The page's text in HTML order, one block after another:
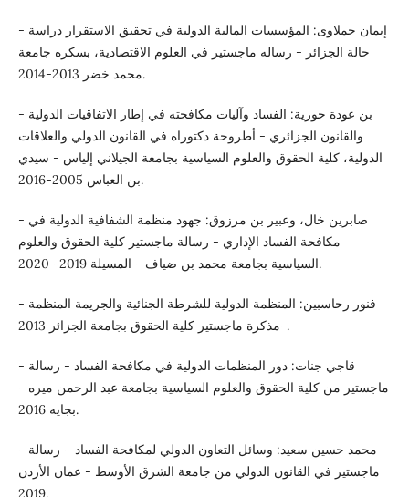
- إيمان حملاوى: المؤسسات المالية الدولية في تحقيق الاستقرار دراسة
حالة الجزائر - رساله ماجستير في العلوم الاقتصادية، بسكره جامعة
محمد خضر 2013-2014.
- بن عودة حورية: الفساد وآليات مكافحته في إطار الاتفاقيات الدولية
والقانون الجزائري - أطروحة دكتوراه في القانون الدولي والعلاقات
الدولية، كلية الحقوق والعلوم السياسية بجامعة الجيلاني إلياس - سيدي
بن العباس 2005-2016.
- صابرين خال، وعبير بن مرزوق: جهود منظمة الشفافية الدولية في
مكافحة الفساد الإداري - رسالة ماجستير كلية الحقوق والعلوم
السياسية بجامعة محمد بن ضياف - المسيلة 2019- 2020.
- فنور رحاسبين: المنظمة الدولية للشرطة الجنائية والجريمة المنظمة
-مذكرة ماجستير كلية الحقوق بجامعة الجزائر 2013.
- قاجي جنات: دور المنظمات الدولية في مكافحة الفساد - رسالة
ماجستير من كلية الحقوق والعلوم السياسية بجامعة عبد الرحمن ميره -
بجايه 2016.
- محمد حسين سعيد: وسائل التعاون الدولي لمكافحة الفساد – رسالة
ماجستير في القانون الدولي من جامعة الشرق الأوسط - عمان الأردن
2019.